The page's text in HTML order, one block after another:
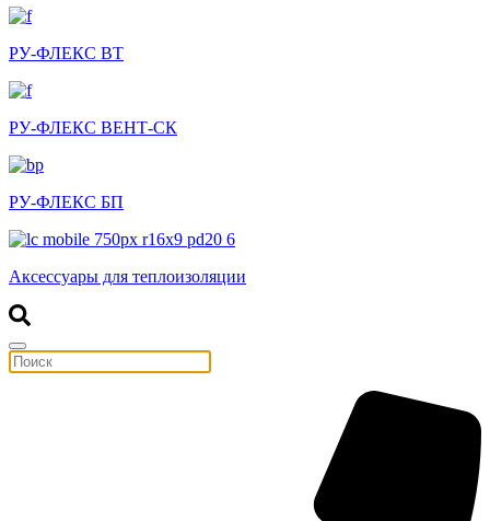
РУ-ФЛЕКС ВТ
РУ-ФЛЕКС ВЕНТ-СК
РУ-ФЛЕКС БП
Аксессуары для теплоизоляции